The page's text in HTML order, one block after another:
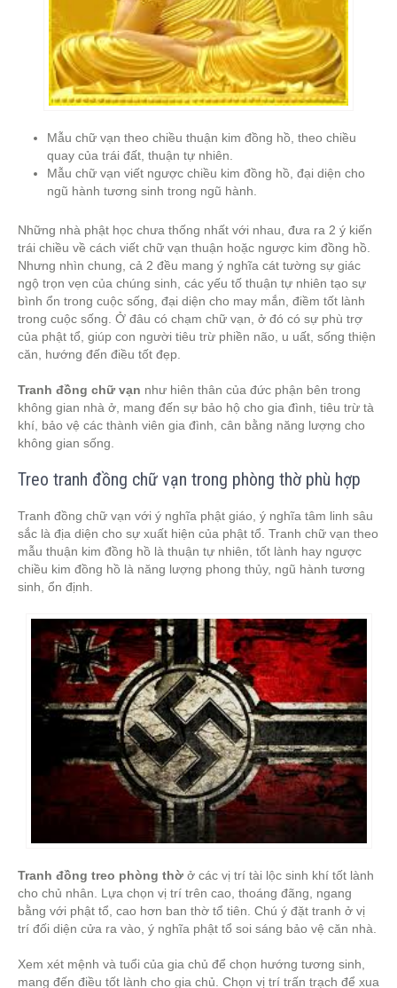
Mẫu chữ vạn theo chiều thuận kim đồng hồ, theo chiều
quay của trái đất, thuận tự nhiên.
Mẫu chữ vạn viết ngược chiều kim đồng hồ, đại diện cho
ngũ hành tương sinh trong ngũ hành.
Những nhà phật học chưa thống nhất với nhau, đưa ra 2 ý kiến
trái chiều về cách viết chữ vạn thuận hoặc ngược kim đồng hồ.
Nhưng nhìn chung, cả 2 đều mang ý nghĩa cát tường sự giác
ngộ trọn vẹn của chúng sinh, các yếu tố thuận tự nhiên tạo sự
bình ổn trong cuộc sống, đại diện cho may mắn, điềm tốt lành
trong cuộc sống. Ở đâu có chạm chữ vạn, ở đó có sự phù trợ
của phật tổ, giúp con người tiêu trừ phiền não, u uất, sống thiện
căn, hướng đến điều tốt đẹp.
Tranh đồng chữ vạn như hiên thân của đức phận bên trong
không gian nhà ở, mang đến sự bảo hộ cho gia đình, tiêu trừ tà
khí, bảo vệ các thành viên gia đình, cân bằng năng lượng cho
không gian sống.
Treo tranh đồng chữ vạn trong phòng thờ phù hợp
Tranh đồng chữ vạn với ý nghĩa phật giáo, ý nghĩa tâm linh sâu
sắc là địa diện cho sự xuất hiện của phật tổ. Tranh chữ vạn theo
mẫu thuận kim đồng hồ là thuận tự nhiên, tốt lành hay ngược
chiều kim đồng hồ là năng lượng phong thủy, ngũ hành tương
sinh, ổn định.
Tranh đồng treo phòng thờ ở các vị trí tài lộc sinh khí tốt lành
cho chủ nhân. Lựa chọn vị trí trên cao, thoáng đãng, ngang
bằng với phật tổ, cao hơn ban thờ tổ tiên. Chú ý đặt tranh ở vị
trí đối diện cửa ra vào, ý nghĩa phật tổ soi sáng bảo vệ căn nhà.
Xem xét mệnh và tuổi của gia chủ để chọn hướng tương sinh,
mang đến điều tốt lành cho gia chủ. Chọn vị trí trấn trạch để xua